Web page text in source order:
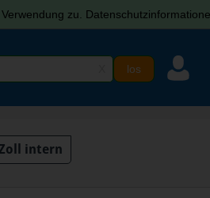
zu.
intern